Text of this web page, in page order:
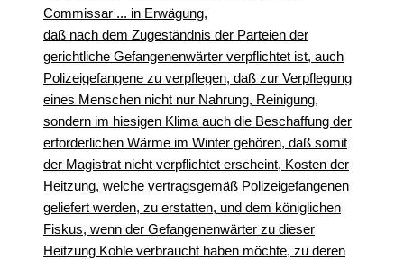
Commissar ... in Erwägung,
daß nach dem Zugeständnis der Parteien der
gerichtliche Gefangenenwärter verpflichtet ist, auch
Polizeigefangene zu verpflegen, daß zur Verpflegung
eines Menschen nicht nur Nahrung, Reinigung,
sondern im hiesigen Klima auch die Beschaffung der
erforderlichen Wärme im Winter gehören, daß somit
der Magistrat nicht verpflichtet erscheint, Kosten der
Heitzung, welche vertragsgemäß Polizeigefangenen
geliefert werden, zu erstatten, und dem königlichen
Fiskus, wenn der Gefangenenwärter zu dieser
Heitzung Kohle verbraucht haben möchte, zu deren